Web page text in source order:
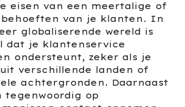
eisen van een meertalige of
van je klanten. In
globaliserende wereld is
dat je klantenservice
ondersteunt, zeker als je
verschillende landen of
achtergronden. Daarnaast
tegenwoordig op